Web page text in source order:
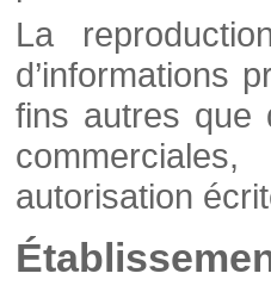
La
d’informations
fins autres que
autorisation